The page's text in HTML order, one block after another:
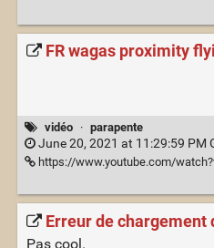
FR wagas proximity
vidéo · parapente
June 20, 2021 at 11:29:59 PM
https://www.youtube.com/
Erreur de chargement
Pas cool.